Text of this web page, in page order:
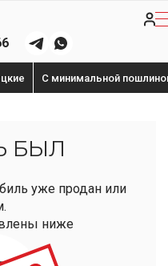
С минимальной
БЫЛ
уже продан или
ниже